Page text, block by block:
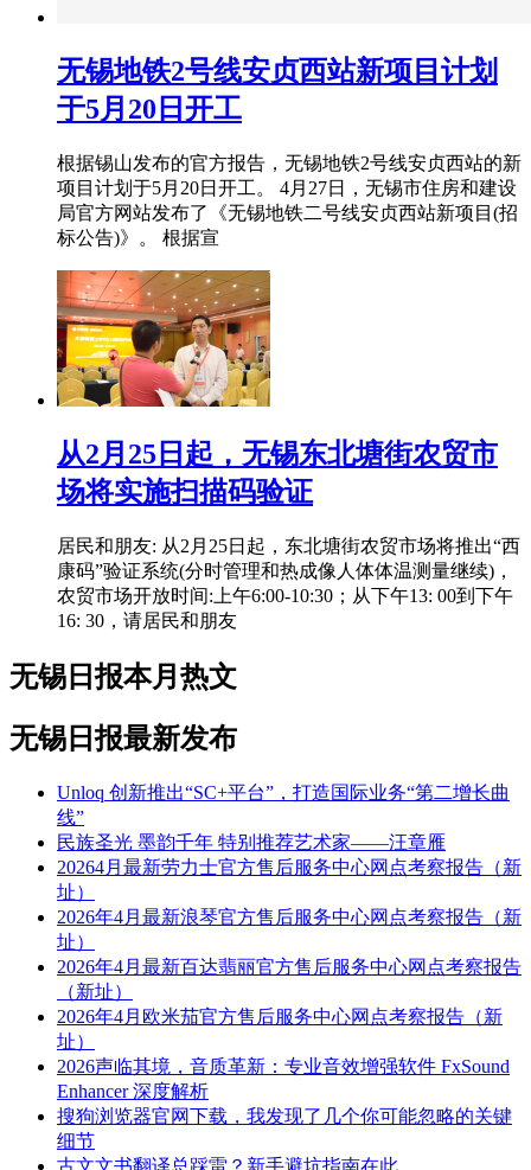
无锡地铁2号线安贞西站新项目计划
于5月20日开工
根据锡山发布的官方报告，无锡地铁2号线安贞西站的新
项目计划于5月20日开工。 4月27日，无锡市住房和建设
局官方网站发布了《无锡地铁二号线安贞西站新项目(招
标公告)》。 根据宣
从2月25日起，无锡东北塘街农贸市
场将实施扫描码验证
居民和朋友: 从2月25日起，东北塘街农贸市场将推出“西
康码”验证系统(分时管理和热成像人体体温测量继续)，
农贸市场开放时间:上午6:00-10:30；从下午13: 00到下午
16: 30，请居民和朋友
无锡日报本月热文
无锡日报最新发布
Unloq 创新推出“SC+平台”，打造国际业务“第二增长曲
线”
民族圣光 墨韵千年 特别推荐艺术家——汪章雁
20264月最新劳力士官方售后服务中心网点考察报告（新
址）
2026年4月最新浪琴官方售后服务中心网点考察报告（新
址）
2026年4月最新百达翡丽官方售后服务中心网点考察报告
（新址）
2026年4月欧米茄官方售后服务中心网点考察报告（新
址）
2026声临其境，音质革新：专业音效增强软件 FxSound
Enhancer 深度解析
搜狗浏览器官网下载，我发现了几个你可能忽略的关键
细节
古文文书翻译总踩雷？新手避坑指南在此